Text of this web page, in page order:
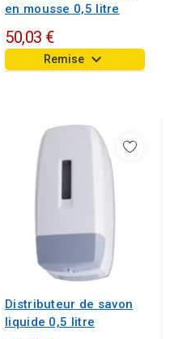
en mousse 0,5 litre
50,03 €
Remise keyboard_arrow_down
Distributeur de savon
liquide 0,5 litre